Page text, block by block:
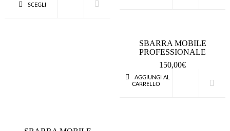
SCEGLI
AGGIUNGI AL
CARRELLO
SBARRA MOBILE
PROFESSIONALE
150,00€